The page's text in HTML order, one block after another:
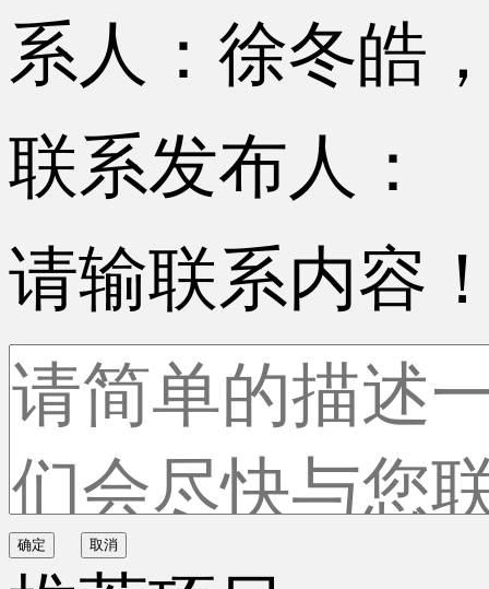
系人：徐冬皓
联系发布人：
请输联系内容
确定 取消